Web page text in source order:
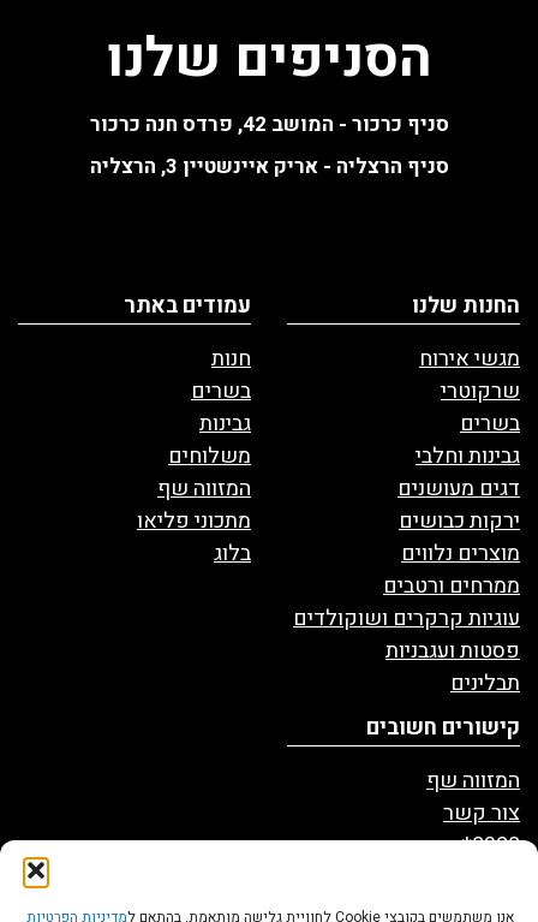
אנו משתמשים בקובצי Cookie לחוויית גלישה מותאמת. בהתאם ל מדיניות הפרטיות
הסניפים שלנו
סניף כרכור - המושב 42, פרדס חנה כרכור
סניף הרצליה - אריק איינשטיין 3, הרצליה
החנות שלנו
מגשי אירוח
שרקוטרי
בשרים
גבינות וחלבי
דגים מעושנים
ירקות כבושים
מוצרים נלווים
ממרחים ורטבים
עוגיות קרקרים ושוקולדים
פסטות ועגבניות
תבלינים
עמודים באתר
חנות
בשרים
גבינות
משלוחים
המזווה שף
מתכוני פליאו
בלוג
קישורים חשובים
המזווה שף
צור קשר
8328*
מדיניות פרטיות